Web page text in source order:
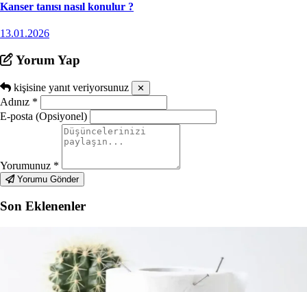
Kanser tanısı nasıl konulur ?
13.01.2026
Yorum Yap
kişisine yanıt veriyorsunuz ✕
Adınız *
E-posta (Opsiyonel)
Yorumunuz *
Yorumu Gönder
Son Eklenenler